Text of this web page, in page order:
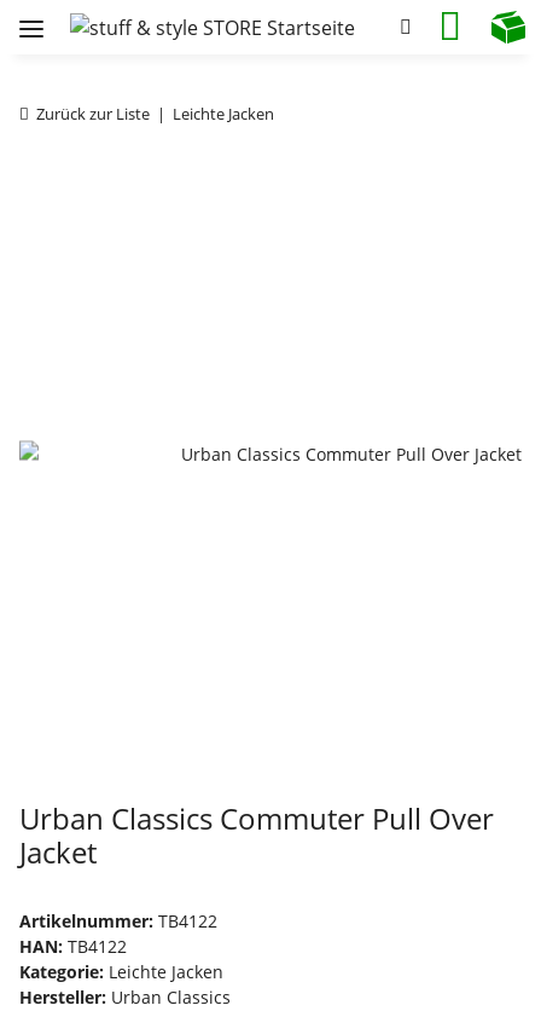
Zurück zur Liste Leichte Jacken
Urban Classics Commuter Pull Over
Jacket
Artikelnummer: TB4122
HAN: TB4122
Kategorie: Leichte Jacken
Hersteller: Urban Classics